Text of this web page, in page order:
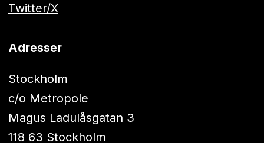
Twitter/X
Adresser
Stockholm
c/o Metropole
Magus Ladulåsgatan 3
118 63 Stockholm